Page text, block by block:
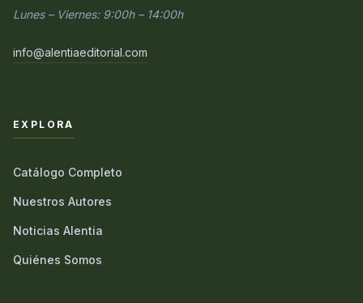
Lunes – Viernes: 9:00h – 14:00h
info@alentiaeditorial.com
EXPLORA
Catálogo Completo
Nuestros Autores
Noticias Alentia
Quiénes Somos